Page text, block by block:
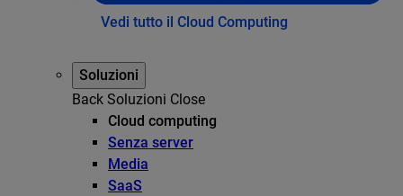
Vedi tutto il Cloud Computing
Soluzioni
Back Soluzioni Close
Cloud computing
Senza server
Media
SaaS